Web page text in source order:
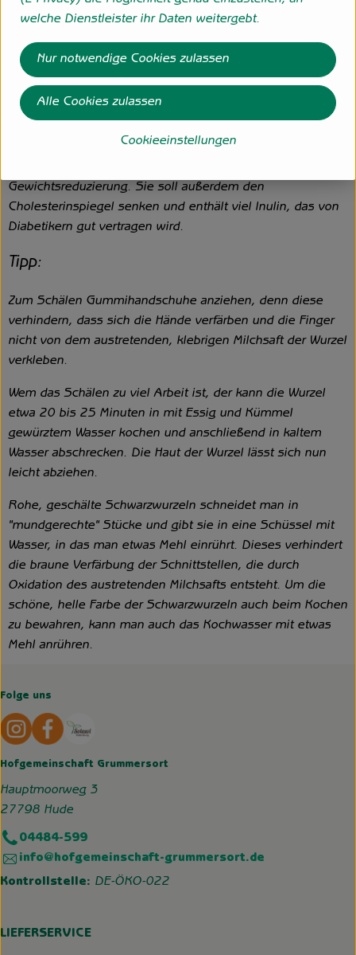
Die Schwarzwurzel ist reich an Mineralien wie Kalium,
Calcium, Phosphor, Magnesium, Eisen, Zink, Mangan und
Kupfer. Außerdem enthält die Wurzel Vitamine, Bitterstoffe
und Asparagin, das für den leichten Spargelgeschmack
verantwortlich ist. Sie ist für Blutbildung, Knochenaufbau
gleichzeitig appetithemmend und wirkt - wie der Spargel -
Gewichtsreduzierung. Sie soll außerdem den
Cholesterinspiegel senken und enthält viel Inulin, das von
Diabetikern gut vertragen wird.
Tipp:
Zum Schälen Gummihandschuhe anziehen, denn diese
verhindern, dass sich die Hände verfärben und die Finger
nicht von dem austretenden, klebrigen Milchsaft der Wurzel
verkleben.
Wem das Schälen zu viel Arbeit ist, der kann die Wurzel
etwa 20 bis 25 Minuten in mit Essig und Kümmel
gewürztem Wasser kochen und anschließend in kaltem
Wasser abschrecken. Die Haut der Wurzel lässt sich nun
leicht abziehen.
Rohe, geschälte Schwarzwurzeln schneidet man in
"mundgerechte" Stücke und gibt sie in eine Schüssel mit
Wasser, in das man etwas Mehl einrührt. Dieses verhindert
die braune Verfärbung der Schnittstellen, die durch
Oxidation des austretenden Milchsafts entsteht. Um die
schöne, helle Farbe der Schwarzwurzeln auch beim Kochen
zu bewahren, kann man auch das Kochwasser mit etwas
Mehl anrühren.
Folge uns
Externer Link zu https://www.instagram.com/
Hofgemeinschaft Grummersort
Hauptmoorweg 3
27798 Hude
04484-599
info@hofgemeinschaft-grummersort.de
Kontrollstelle: DE-ÖKO-022
LIEFERSERVICE
welche Dienstleister ihr Daten weitergebt.
Cookieeinstellungen
Nur notwendige Cookies zulassen
Alle Cookies zulassen